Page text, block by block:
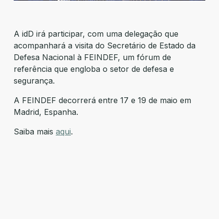
A idD irá participar, com uma delegação que
acompanhará a visita do Secretário de Estado da
Defesa Nacional à FEINDEF, um fórum de
referência que engloba o setor de defesa e
segurança.
A FEINDEF decorrerá entre 17 e 19 de maio em
Madrid, Espanha.
Saiba mais aqui.